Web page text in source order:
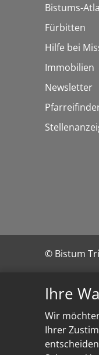
Ihre
Wir
Ihrer
Bistums-
Fürbitten
Hilfe bei
Immobilien
Newsletter
© Bistum